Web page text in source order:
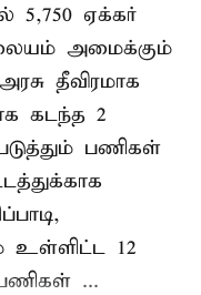
5,750 ஏக்கர்
அமைக்கும்
தீவிரமாக
கடந்த 2
பணிகள்
உள்ளிட்ட 12
...